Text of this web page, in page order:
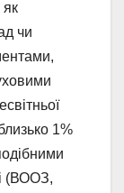
як
чи
1%
(ВООЗ,